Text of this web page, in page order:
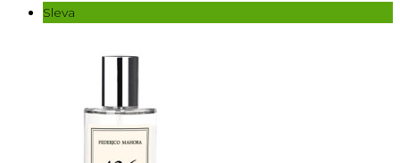
Sleva